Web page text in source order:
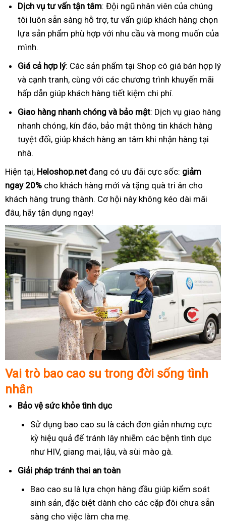
Dịch vụ tư vấn tận tâm: Đội ngũ nhân viên của chúng
tôi luôn sẵn sàng hỗ trợ, tư vấn giúp khách hàng chọn
lựa sản phẩm phù hợp với nhu cầu và mong muốn của
mình.
Giá cả hợp lý: Các sản phẩm tại Shop có giá bán hợp lý
và cạnh tranh, cùng với các chương trình khuyến mãi
hấp dẫn giúp khách hàng tiết kiệm chi phí.
Giao hàng nhanh chóng và bảo mật: Dịch vụ giao hàng
nhanh chóng, kín đáo, bảo mật thông tin khách hàng
tuyệt đối, giúp khách hàng an tâm khi nhận hàng tại
nhà.
Hiện tại, Heloshop.net đang có ưu đãi cực sốc: giảm
ngay 20% cho khách hàng mới và tặng quà tri ân cho
khách hàng trung thành. Cơ hội này không kéo dài mãi
đâu, hãy tận dụng ngay!
Vai trò bao cao su trong đời sống tình
nhân
Bảo vệ sức khỏe tình dục
Sử dụng bao cao su là cách đơn giản nhưng cực
kỳ hiệu quả để tránh lây nhiễm các bệnh tình dục
như HIV, giang mai, lậu, và sùi mào gà.
Giải pháp tránh thai an toàn
Bao cao su là lựa chọn hàng đầu giúp kiểm soát
sinh sản, đặc biệt dành cho các cặp đôi chưa sẵn
sàng cho việc làm cha mẹ.